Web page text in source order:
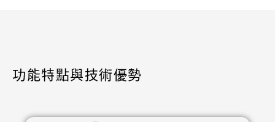
功能特點與技術優勢